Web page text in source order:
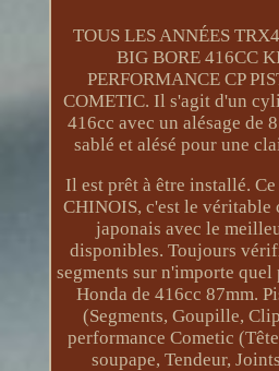
TOUS LES ANNÉES
BIG BORE 416CC
PERFORMANCE CP
COMETIC. Il s'agit d'un
416cc avec un alésage de
sablé et alésé pour une
Il est prêt à être installé.
CHINOIS, c'est le
japonais avec le
disponibles. Toujours
segments sur n'importe
Honda de 416cc 87mm.
(Segments, Goupille,
performance Cometic
soupape, Tendeur,